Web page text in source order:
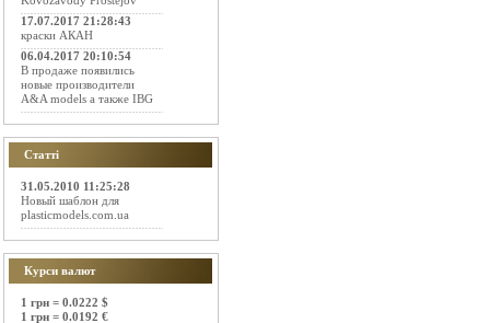
17.07.2017 21:28:43
краски АКАН
06.04.2017 20:10:54
В продаже появились
новые производители
A&A models а также IBG
Статті
31.05.2010 11:25:28
Новый шаблон для
plasticmodels.com.ua
Курси валют
1 грн = 0.0222 $
1 грн = 0.0192 €